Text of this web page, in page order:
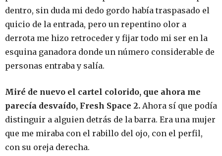
dentro, sin duda mi dedo gordo había traspasado el
quicio de la entrada, pero un repentino olor a
derrota me hizo retroceder y fijar todo mi ser en la
esquina ganadora donde un número considerable de
personas entraba y salía.
Miré de nuevo el cartel colorido, que ahora me
parecía desvaído, Fresh Space 2. Ahora sí que podía
distinguir a alguien detrás de la barra. Era una mujer
que me miraba con el rabillo del ojo, con el perfil,
con su oreja derecha.